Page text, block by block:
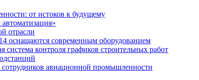
от истоков к будущему
отрасли
оснащаются современным оборудованием
контроля графиков строительных работ
авиационной промышленности